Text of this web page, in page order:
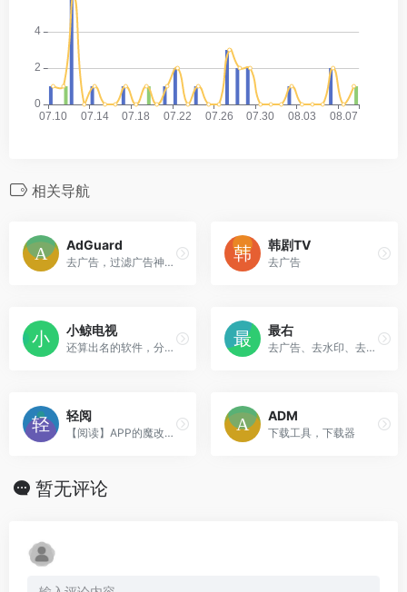
相关导航
AdGuard
去广告，过滤广告神器，已解锁
韩剧TV
去广告
小鲸电视
还算出名的软件，分类有很多，已做了特殊处理，但是清晰度一般。
最右
去广告、去水印、去更新
轻阅
【阅读】APP的魔改版，也很出名。
ADM
下载工具，下载器
暂无评论